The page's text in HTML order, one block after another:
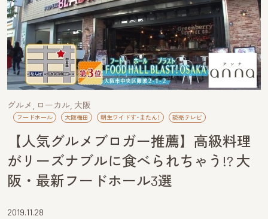
グルメ ローカル 大阪
フードホール 大阪梅田 朝生ワイドす・またん！ 読売テレビ
【人気グルメブロガー推薦】高級料理
がリーズナブルに食べられちゃう!? 大
阪・最新フードホール3選
2019.11.28